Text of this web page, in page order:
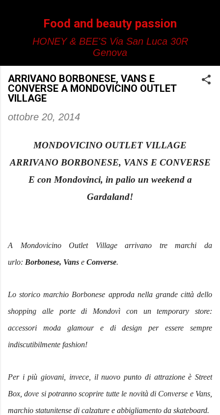
Food and beauty passion
HONEY & BEE'S Via San Luca 30R
Genova
ARRIVANO BORBONESE, VANS E
CONVERSE A MONDOVICINO OUTLET
VILLAGE
ottobre 20, 2014
MONDOVICINO OUTLET VILLAGE
ARRIVANO BORBONESE, VANS E CONVERSE
E con Mondovinci, in palio un weekend a
Gardaland!
A Mondovicino Outlet Village arrivano tre marchi da
urlo: Borbonese, Vans e Converse.
Lo storico marchio Borbonese approda nella grande città dello
shopping alle porte di Mondovì con un temporary store:
accessori moda glamour e di design per essere sempre
indiscutibilmente fashion!
Per i più giovani, invece, il nuovo punto di attrazione è Street
Box, dove si potranno scoprire tutte le novità di Converse e Vans,
marchio statunitense di calzature e abbigliamento da skateboard.